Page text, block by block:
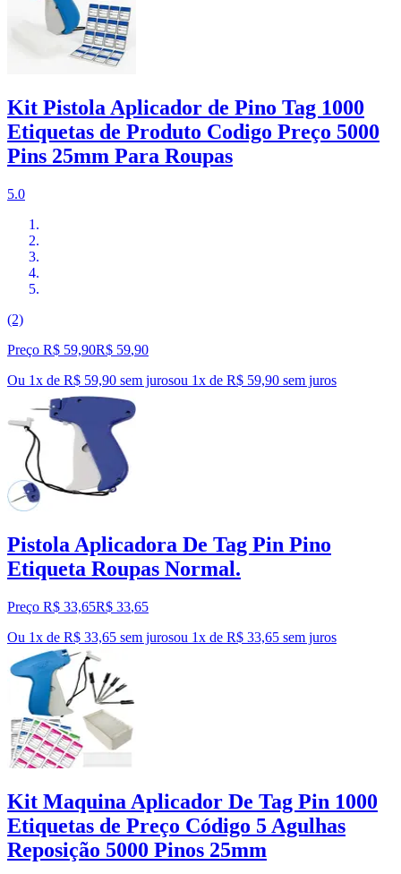
Kit Pistola Aplicador de Pino Tag 1000
Etiquetas de Produto Codigo Preço 5000
Pins 25mm Para Roupas
5.0
(2)
Preço R$ 59,90R$ 59,90
Ou 1x de R$ 59,90 sem jurosou 1x de R$ 59,90 sem juros
Pistola Aplicadora De Tag Pin Pino
Etiqueta Roupas Normal.
Preço R$ 33,65R$ 33,65
Ou 1x de R$ 33,65 sem jurosou 1x de R$ 33,65 sem juros
Kit Maquina Aplicador De Tag Pin 1000
Etiquetas de Preço Código 5 Agulhas
Reposição 5000 Pinos 25mm